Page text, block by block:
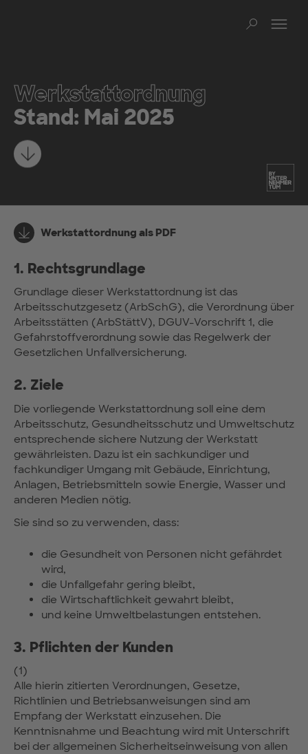
Werkstattordnung
Stand: Mai 2025
Mehr erfahren
Werkstattordnung als PDF
1. Rechtsgrundlage
Grundlage dieser Werkstattordnung ist das
Arbeitsschutzgesetz (ArbSchG), die Verordnung über
Arbeitsstätten (ArbStättV), DGUV-Vorschrift 1, die
Gefahrstoffverordnung sowie das Regelwerk der
Gesetzlichen Unfallversicherung.
2. Ziele
Die vorliegende Werkstattordnung soll eine dem
Arbeitsschutz, Gesundheitsschutz und Umweltschutz
entsprechende sichere Nutzung der Werkstatt
gewährleisten. Dazu ist ein sachkundiger und
fachkundiger Umgang mit Gebäude, Einrichtung,
Anlagen, Betriebsmitteln sowie Energie, Wasser und
anderen Medien nötig.
Sie sind so zu verwenden, dass:
die Gesundheit von Personen nicht gefährdet
wird,
die Unfallgefahr gering bleibt,
die Wirtschaftlichkeit gewahrt bleibt,
und keine Umweltbelastungen entstehen.
3. Pflichten der Kunden
(1)
Alle hierin zitierten Verordnungen, Gesetze,
Richtlinien und Betriebsanweisungen sind am
Empfang der Werkstatt einzusehen. Die
Kenntnisnahme und Beachtung wird mit Unterschrift
bei der allgemeinen Sicherheitseinweisung von allen